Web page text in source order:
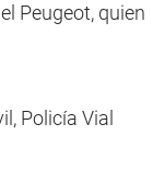
Peugeot, quien
Policía Vial